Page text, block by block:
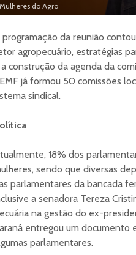
Mulheres do Agro
programação da reunião
agropecuário, estratégias
construção da agenda da
já formou 50 comissões
sindical.
18% dos
sendo que diversas
parlamentares da bancada
a senadora Tereza
na gestão do ex-
entregou um documento
parlamentares.